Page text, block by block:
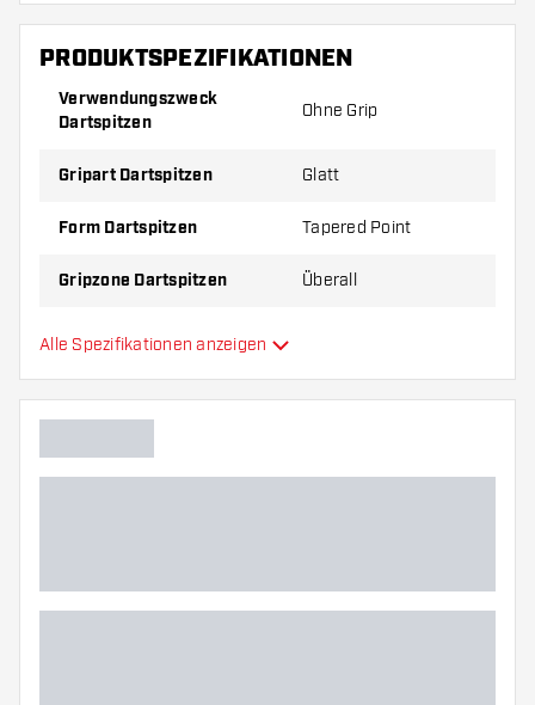
PRODUKTSPEZIFIKATIONEN
Verwendungszweck
Dartspitzen
Ohne Grip
Gripart Dartspitzen Glatt
Form Dartspitzen Tapered Point
Gripzone Dartspitzen Überall
Hauptfarbe
Länge Conversion points
Alle Spezifikationen anzeigen